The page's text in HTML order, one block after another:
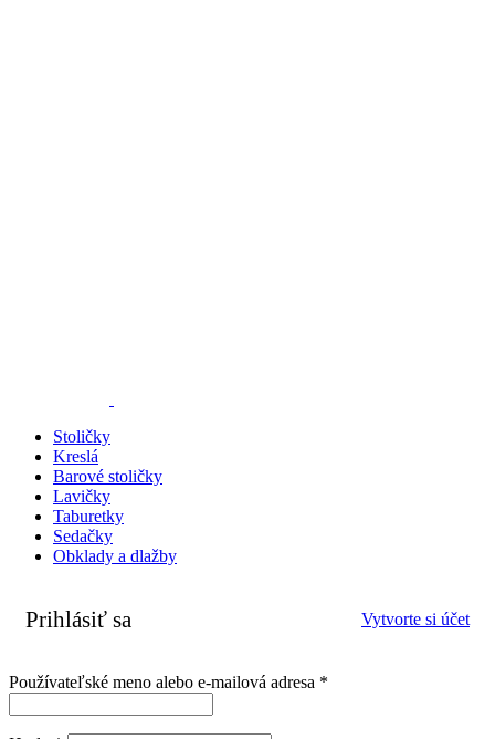
Stoličky
Kreslá
Barové stoličky
Lavičky
Taburetky
Sedačky
Obklady a dlažby
Prihlásiť sa Vytvorte si účet
Používateľské meno alebo e-mailová adresa *